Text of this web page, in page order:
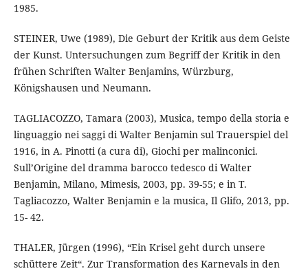
1985.
STEINER, Uwe (1989), Die Geburt der Kritik aus dem Geiste
der Kunst. Untersuchungen zum Begriff der Kritik in den
frühen Schriften Walter Benjamins, Würzburg,
Königshausen und Neumann.
TAGLIACOZZO, Tamara (2003), Musica, tempo della storia e
linguaggio nei saggi di Walter Benjamin sul Trauerspiel del
1916, in A. Pinotti (a cura di), Giochi per malinconici.
Sull’Origine del dramma barocco tedesco di Walter
Benjamin, Milano, Mimesis, 2003, pp. 39-55; e in T.
Tagliacozzo, Walter Benjamin e la musica, Il Glifo, 2013, pp.
15- 42.
THALER, Jürgen (1996), “Ein Krisel geht durch unsere
schüttere Zeit“. Zur Transformation des Karnevals in den